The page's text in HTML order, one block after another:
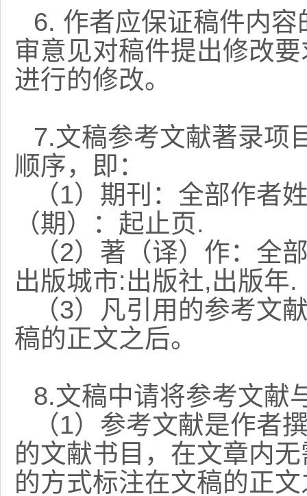
6. 作者应保证稿件内
审意见对稿件提出修改
进行的修改。
7.文稿参考文献著录项
顺序，即：
（1）期刊：全部作者
（期）：起止页.
（2）著（译）作：全
出版城市:出版社,出版年.
（3）凡引用的参考文
稿的正文之后。
8.文稿中请将参考文献
（1）参考文献是作者
的文献书目，在文章内
的方式标注在文稿的正